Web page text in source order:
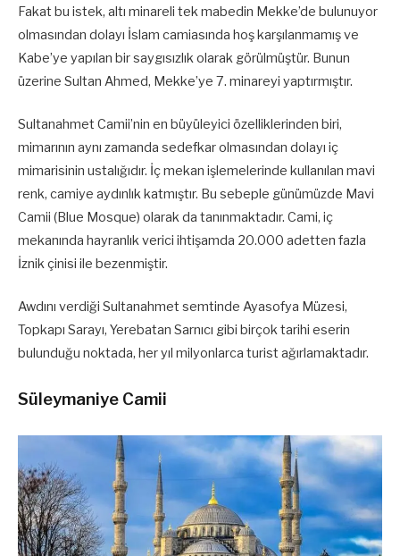
Fakat bu istek, altı minareli tek mabedin Mekke’de bulunuyor
olmasından dolayı İslam camiasında hoş karşılanmamış ve
Kabe’ye yapılan bir saygısızlık olarak görülmüştür. Bunun
üzerine Sultan Ahmed, Mekke’ye 7. minareyi yaptırmıştır.
Sultanahmet Camii’nin en büyüleyici özelliklerinden biri,
mimarının aynı zamanda sedefkar olmasından dolayı iç
mimarisinin ustalığıdır. İç mekan işlemelerinde kullanılan mavi
renk, camiye aydınlık katmıştır. Bu sebeple günümüzde Mavi
Camii (Blue Mosque) olarak da tanınmaktadır. Cami, iç
mekanında hayranlık verici ihtişamda 20.000 adetten fazla
İznik çinisi ile bezenmiştir.
Awdını verdiği Sultanahmet semtinde Ayasofya Müzesi,
Topkapı Sarayı, Yerebatan Sarnıcı gibi birçok tarihi eserin
bulunduğu noktada, her yıl milyonlarca turist ağırlamaktadır.
Süleymaniye Camii